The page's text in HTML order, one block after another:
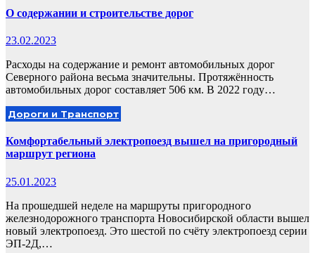
О содержании и строительстве дорог
23.02.2023
Расходы на содержание и ремонт автомобильных дорог
Северного района весьма значительны. Протяжённость
автомобильных дорог составляет 506 км. В 2022 году…
Дороги и Транспорт
Комфортабельный электропоезд вышел на пригородный
маршрут региона
25.01.2023
На прошедшей неделе на маршруты пригородного
железнодорожного транспорта Новосибирской области вышел
новый электропоезд. Это шестой по счёту электропоезд серии
ЭП-2Д,…